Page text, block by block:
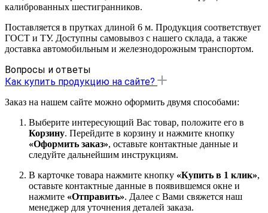
калиброванных шестигранников.
Поставляется в прутках длиной 6 м. Продукция соответствует
ГОСТ и ТУ. Доступны самовывоз с нашего склада, а также
доставка автомобильным и железнодорожным транспортом.
Вопросы и ответы
Как купить продукцию на сайте?
Заказ на нашем сайте можно оформить двумя способами:
Выберите интересующий Вас товар, положите его в
Корзину. Перейдите в корзину и нажмите кнопку
«Оформить заказ», оставьте контактные данные и
следуйте дальнейшим инструкциям.
В карточке товара нажмите кнопку «Купить в 1 клик»,
оставьте контактные данные в появившемся окне и
нажмите «Отправить». Далее с Вами свяжется наш
менеджер для уточнения деталей заказа.